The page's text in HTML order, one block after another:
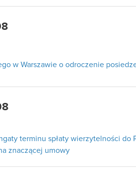
w Warszawie o odroczenie
terminu spłaty wierzytelności do
znaczącej umowy